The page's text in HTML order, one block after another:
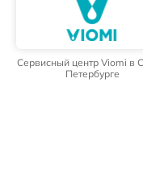
Сервисный центр Viomi в
Петербурге